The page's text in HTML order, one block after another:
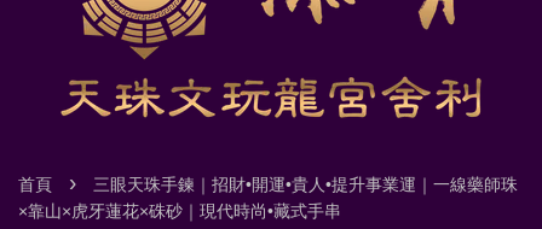
首頁 ›
三眼天珠手鍊｜招財•開運•貴人•提升事業運｜一線藥師珠
×靠山×虎牙蓮花×硃砂｜現代時尚•藏式手串